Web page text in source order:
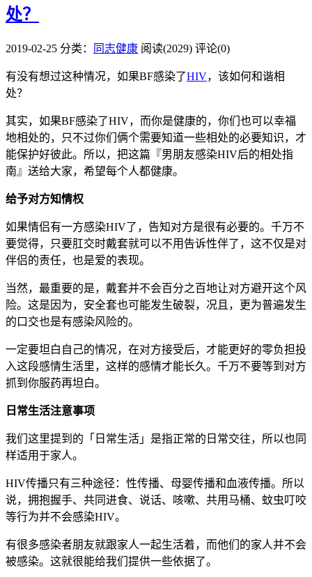
处？
2019-02-25 分类： 同志健康 阅读(2029) 评论(0)
有没有想过这种情况，如果BF感染了HIV，该如何和谐相
处？
其实，如果BF感染了HIV，而你是健康的，你们也可以幸福
地相处的，只不过你们俩个需要知道一些相处的必要知识，才
能保护好彼此。所以，把这篇『男朋友感染HIV后的相处指
南』送给大家，希望每个人都健康。
给予对方知情权
如果情侣有一方感染HIV了，告知对方是很有必要的。千万不
要觉得，只要肛交时戴套就可以不用告诉性伴了，这不仅是对
伴侣的责任，也是爱的表现。
当然，最重要的是，戴套并不会百分之百地让对方避开这个风
险。这是因为，安全套也可能发生破裂，况且，更为普遍发生
的口交也是有感染风险的。
一定要坦白自己的情况，在对方接受后，才能更好的零负担投
入这段感情生活里，这样的感情才能长久。千万不要等到对方
抓到你服药再坦白。
日常生活注意事项
我们这里提到的「日常生活」是指正常的日常交往，所以也同
样适用于家人。
HIV传播只有三种途径：性传播、母婴传播和血液传播。所以
说，拥抱握手、共同进食、说话、咳嗽、共用马桶、蚊虫叮咬
等行为并不会感染HIV。
有很多感染者朋友就跟家人一起生活着，而他们的家人并不会
被感染。这就很能给我们提供一些依据了。